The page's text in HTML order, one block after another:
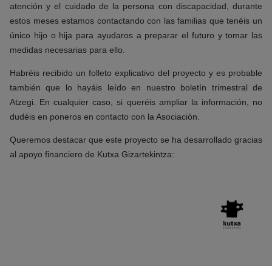
atención y el cuidado de la persona con discapacidad, durante
estos meses estamos contactando con las familias que tenéis un
único hijo o hija para ayudaros a preparar el futuro y tomar las
medidas necesarias para ello.
Habréis recibido un folleto explicativo del proyecto y es probable
también que lo hayáis leído en nuestro boletín trimestral de
Atzegi. En cualquier caso, si queréis ampliar la información, no
dudéis en poneros en contacto con la Asociación.
Queremos destacar que este proyecto se ha desarrollado gracias
al apoyo financiero de Kutxa Gizartekintza: